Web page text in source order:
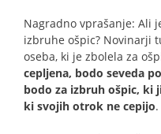
Nagradno vprašanje: Ali
izbruhe ošpic? Novinarji
oseba, ki je zbolela za
cepljena, bodo seveda
bodo za izbruh ošpic, ki
ki svojih otrok ne cepijo.